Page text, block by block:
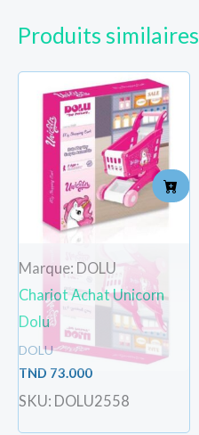
Produits similaires
Marque: DOLU
Chariot Achat Unicorn
Dolu
DOLU
TND 73.000
SKU: DOLU2558